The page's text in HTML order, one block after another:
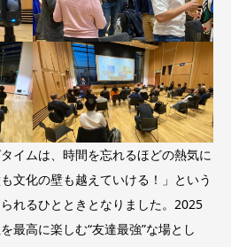
イムは、時間を忘れるほどの熱気に
文化の壁も越えていける！」という
れるひとときとなりました。2025
最高に楽しむ“友達最強”な場とし